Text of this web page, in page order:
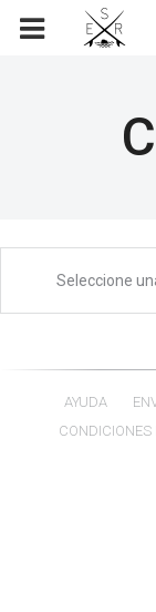
Seleccione
AYUDA